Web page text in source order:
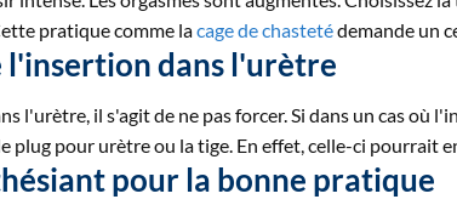
pratique comme lacage de chastetédemande un
l'insertion dans l'urètre
l'urètre, il s'agit de ne pas forcer. Si dans un cas où
plug pour urètre ou la tige. En effet, celle-ci pourrait
pour la bonne pratique